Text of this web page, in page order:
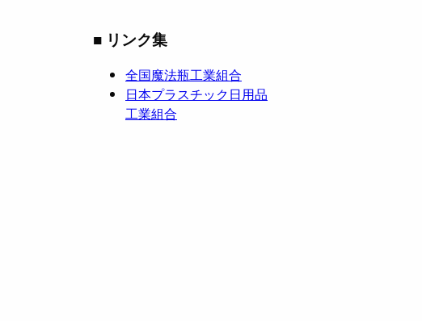
■ リンク集
全国魔法瓶工業組合
日本プラスチック日用品
工業組合